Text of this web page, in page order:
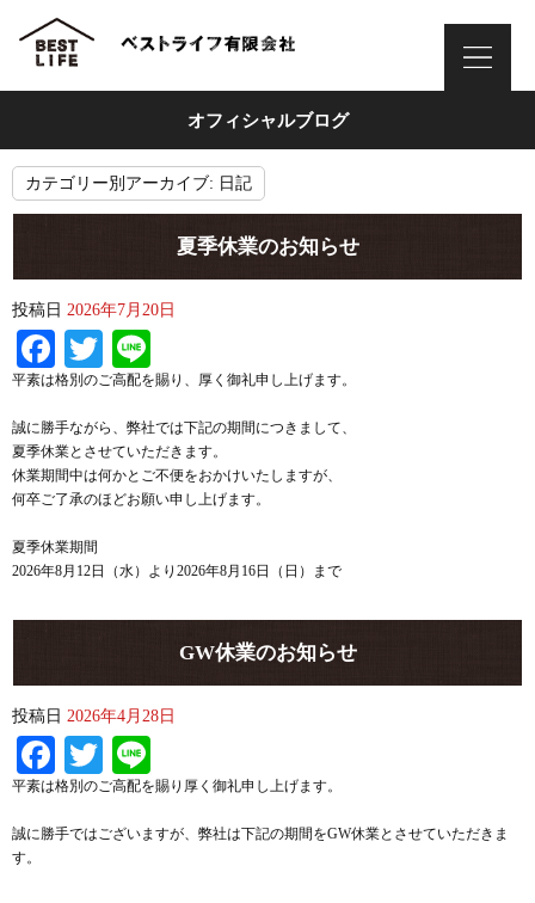
オフィシャルブログ
カテゴリー別アーカイブ: 日記
夏季休業のお知らせ
投稿日 2026年7月20日
Facebook
Twitter
平素は格別のご高配を賜り、厚く御礼申し上げます。
誠に勝手ながら、弊社では下記の期間につきまして、
夏季休業とさせていただきます。
休業期間中は何かとご不便をおかけいたしますが、
何卒ご了承のほどお願い申し上げます。
夏季休業期間
2026年8月12日（水）より2026年8月16日（日）まで
GW休業のお知らせ
投稿日 2026年4月28日
Facebook
Twitter
平素は格別のご高配を賜り厚く御礼申し上げます。
誠に勝手ではございますが、弊社は下記の期間をGW休業とさせていただきま
す。